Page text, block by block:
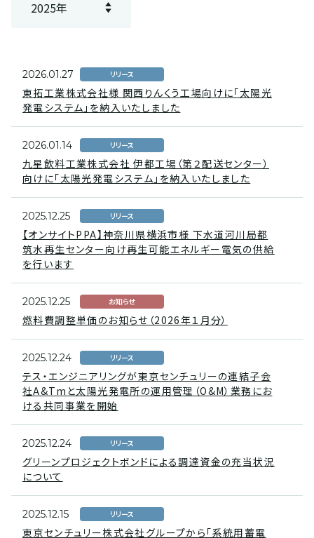
2026.01.27 リリース
東拓工業株式会社様 関西りんくう工場向けに「太陽光
発電システム」を納入いたしました
2026.01.14 リリース
九星飲料工業株式会社 伊都工場（第２配送センター）
向けに「太陽光発電システム」を納入いたしました
2025.12.25 リリース
【オンサイトPPA】神奈川県横浜市様 下水道河川局都
筑水再生センター向け再生可能エネルギー電気の供給
を行います
2025.12.25 お知らせ
燃料費調整単価のお知らせ（2026年１月分）
2025.12.24 リリース
テス・エンジニアリングが東京センチュリーの連結子会
社A&Tmと太陽光発電所の運用管理（O&M）業務にお
ける共同事業を開始
2025.12.24 リリース
グリーンプロジェクトボンドによる調達資金の充当状況
について
2025.12.15 リリース
東京センチュリー株式会社グループから「系統⽤蓄電